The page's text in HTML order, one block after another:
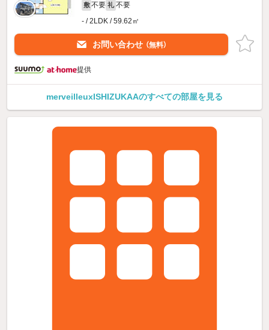
敷 不要 礼 不要
- / 2LDK / 59.62㎡
お問い合わせ （無料）
提供
merveilleuxISHIZUKAAのすべての部屋を見る